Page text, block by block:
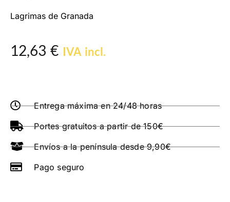
Lagrimas de Granada
12,63 € IVA incl.
Entrega máxima en 24/48 horas
Portes gratuitos a partir de 150€
Envíos a la península desde 9,90€
Pago seguro